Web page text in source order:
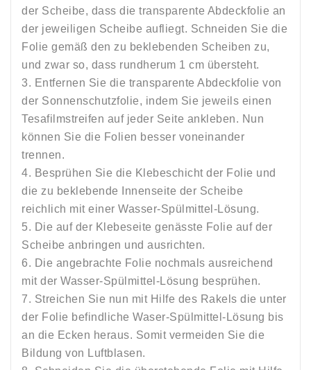
der Scheibe, dass die transparente Abdeckfolie an
der jeweiligen Scheibe aufliegt. Schneiden Sie die
Folie gemäß den zu beklebenden Scheiben zu,
und zwar so, dass rundherum 1 cm übersteht.
3. Entfernen Sie die transparente Abdeckfolie von
der Sonnenschutzfolie, indem Sie jeweils einen
Tesafilmstreifen auf jeder Seite ankleben. Nun
können Sie die Folien besser voneinander
trennen.
4. Besprühen Sie die Klebeschicht der Folie und
die zu beklebende Innenseite der Scheibe
reichlich mit einer Wasser-Spülmittel-Lösung.
5. Die auf der Klebeseite genässte Folie auf der
Scheibe anbringen und ausrichten.
6. Die angebrachte Folie nochmals ausreichend
mit der Wasser-Spülmittel-Lösung besprühen.
7. Streichen Sie nun mit Hilfe des Rakels die unter
der Folie befindliche Waser-Spülmittel-Lösung bis
an die Ecken heraus. Somit vermeiden Sie die
Bildung von Luftblasen.